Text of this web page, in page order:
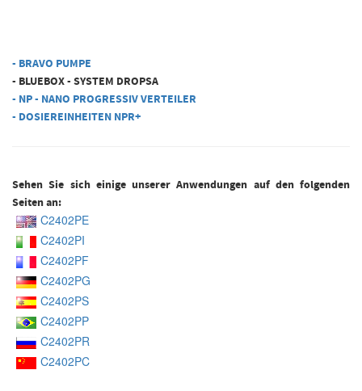
- BRAVO PUMPE
- BLUEBOX - SYSTEM DROPSA
- NP - NANO PROGRESSIV VERTEILER
- DOSIEREINHEITEN NPR+
Sehen Sie sich einige unserer Anwendungen auf den folgenden
Seiten an:
C2402PE
C2402PI
C2402PF
C2402PG
C2402PS
C2402PP
C2402PR
C2402PC